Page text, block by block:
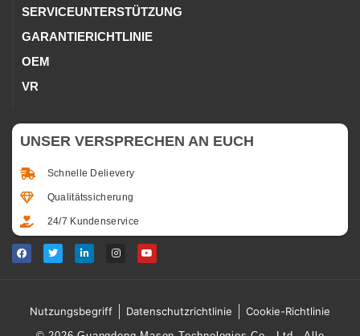
SERVICEUNTERSTÜTZUNG
GARANTIERICHTLINIE
OEM
VR
UNSER VERSPRECHEN AN EUCH
Schnelle Delievery
Qualitätssicherung
24/7 Kundenservice
Nutzungsbegriff Datenschutzrichtlinie Cookie-Richtlinie